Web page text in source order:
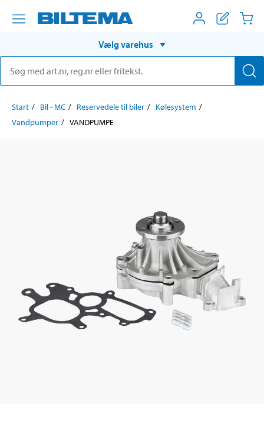
Vælg varehus
Start Bil - MC Reservedele til biler
Kølesystem
Vandpumper
VANDPUMPE